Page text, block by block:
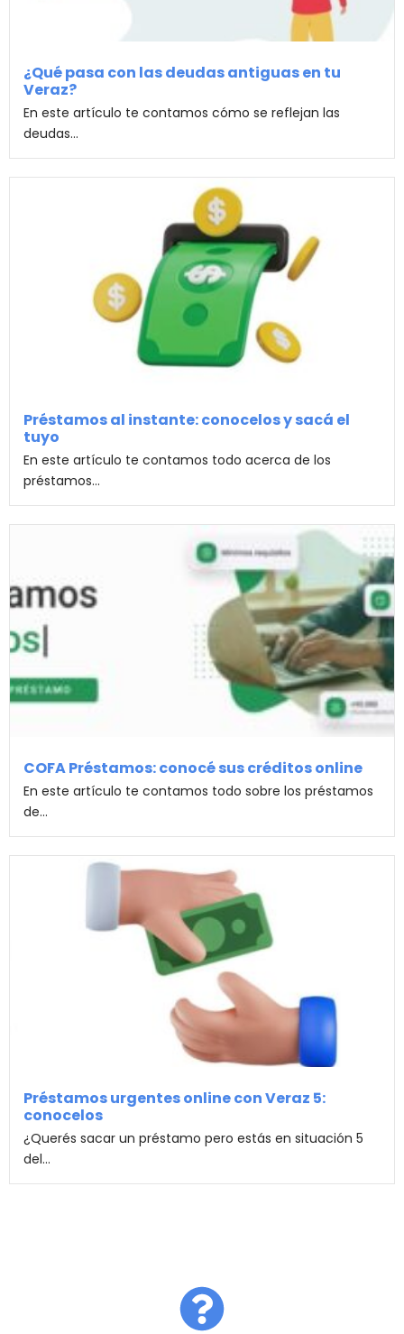
¿Qué pasa con las deudas antiguas en tu
Veraz?
En este artículo te contamos cómo se reflejan las
deudas...
Préstamos al instante: conocelos y sacá el
tuyo
En este artículo te contamos todo acerca de los
préstamos...
COFA Préstamos: conocé sus créditos online
En este artículo te contamos todo sobre los préstamos
de...
Préstamos urgentes online con Veraz 5:
conocelos
¿Querés sacar un préstamo pero estás en situación 5
del...